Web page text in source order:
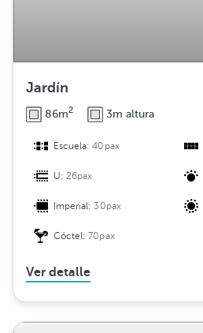
Jardín
86m2 3m altura
Escuela:40pax
U:26pax
Imperial:30pax
Cóctel:70pax
Ver detalle